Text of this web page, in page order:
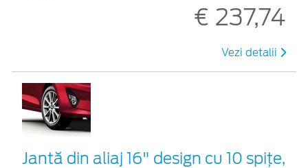
€ 237,74
Vezi detalii
Jantă din aliaj 16" design cu 10 spițe,